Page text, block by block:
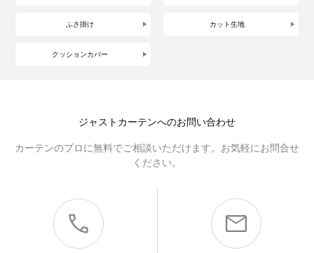
ふさ掛け カット生地
クッションカバー
ジャストカーテンへのお問い合わせ
カーテンのプロに無料でご相談いただけます。お気軽にお問合せ
ください。